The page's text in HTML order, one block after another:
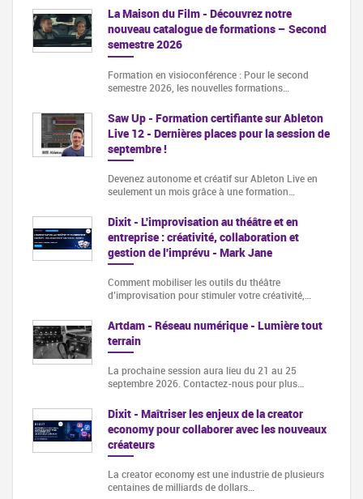
La Maison du Film - Découvrez notre
nouveau catalogue de formations – Second
semestre 2026
Formation en visioconférence : Pour le second
semestre 2026, les nouvelles formations…
Saw Up - Formation certifiante sur Ableton
Live 12 - Dernières places pour la session de
septembre !
Devenez autonome et créatif sur Ableton Live en
seulement un mois grâce à une formation…
Dixit - L'improvisation au théâtre et en
entreprise : créativité, collaboration et
gestion de l'imprévu - Mark Jane
Comment mobiliser les outils du théâtre
d’improvisation pour stimuler votre créativité,…
Artdam - Réseau numérique - Lumière tout
terrain
La prochaine session aura lieu du 21 au 25
septembre 2026. Contactez-nous pour plus…
Dixit - Maîtriser les enjeux de la creator
economy pour collaborer avec les nouveaux
créateurs
La creator economy est une industrie de plusieurs
centaines de milliards de dollars…